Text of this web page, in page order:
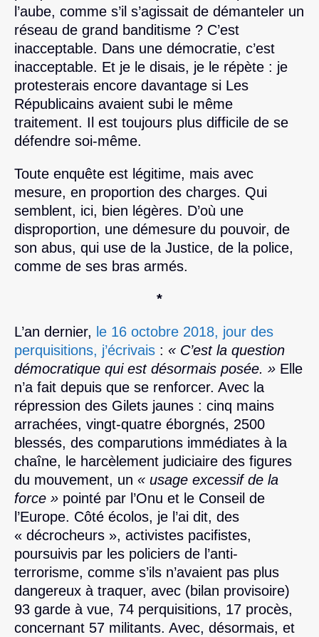
l’aube, comme s’il s’agissait de démanteler un
réseau de grand banditisme ? C’est
inacceptable. Dans une démocratie, c’est
inacceptable. Et je le disais, je le répète : je
protesterais encore davantage si Les
Républicains avaient subi le même
traitement. Il est toujours plus difficile de se
défendre soi-même.
Toute enquête est légitime, mais avec
mesure, en proportion des charges. Qui
semblent, ici, bien légères. D’où une
disproportion, une démesure du pouvoir, de
son abus, qui use de la Justice, de la police,
comme de ses bras armés.
*
L’an dernier, le 16 octobre 2018, jour des
perquisitions, j’écrivais : « C’est la question
démocratique qui est désormais posée. » Elle
n’a fait depuis que se renforcer. Avec la
répression des Gilets jaunes : cinq mains
arrachées, vingt-quatre éborgnés, 2500
blessés, des comparutions immédiates à la
chaîne, le harcèlement judiciaire des figures
du mouvement, un « usage excessif de la
force » pointé par l’Onu et le Conseil de
l’Europe. Côté écolos, je l’ai dit, des
« décrocheurs », activistes pacifistes,
poursuivis par les policiers de l’anti-
terrorisme, comme s’ils n’avaient pas plus
dangereux à traquer, avec (bilan provisoire)
93 garde à vue, 74 perquisitions, 17 procès,
concernant 57 militants. Avec, désormais, et